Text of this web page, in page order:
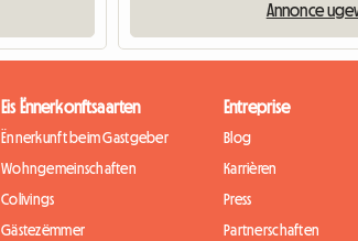
Annonce
Eis Ënnerkonftsaarten
Ënnerkunft beim Gastgeber
Wohngemeinschaften
Colivings
Gästezëmmer
Entreprise
Blog
Karrièren
Press
Partnerschaften